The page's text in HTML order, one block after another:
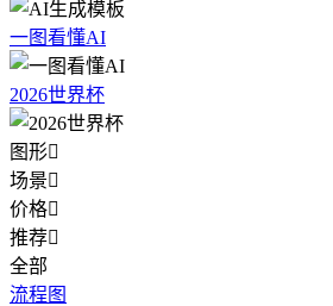
一图看懂AI
2026世界杯
图形
场景
价格
推荐
全部
流程图